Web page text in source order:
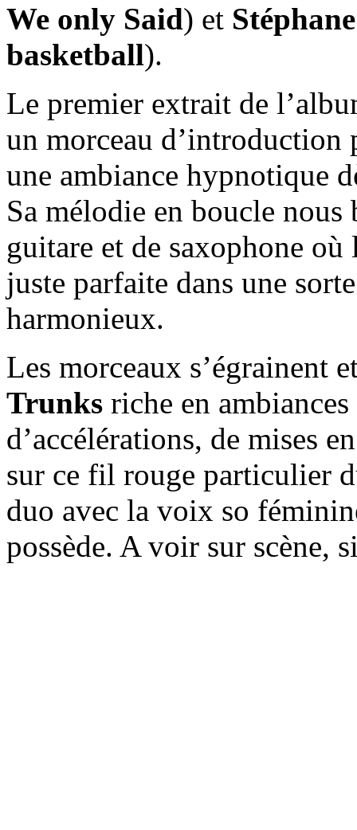
We only Said) et
basketball).
Le premier extrait de
un morceau d’introduction
une ambiance hypnotique
Sa mélodie en boucle nous
guitare et de saxophone
juste parfaite dans une
harmonieux.
Les morceaux s’égrainent
Trunks riche en
d’accélérations, de mises
sur ce fil rouge particulier
duo avec la voix so
possède. A voir sur scène,